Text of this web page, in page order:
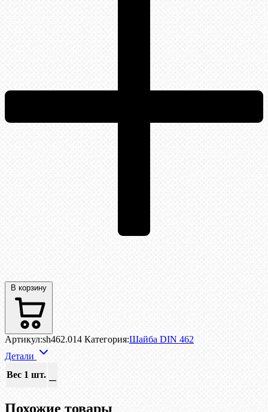
В корзину
Артикул:sh462.014 Категория:Шайба DIN 462
Детали
Вес 1 шт. —
Похожие товары